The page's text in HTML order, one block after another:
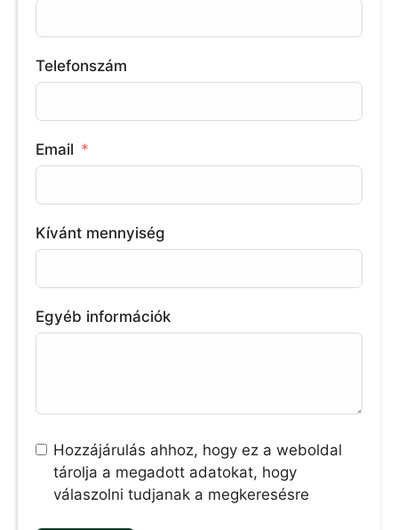
Telefonszám
Email
Kívánt mennyiség
Egyéb információk
Hozzájárulás ahhoz, hogy ez a weboldal
tárolja a megadott adatokat, hogy
válaszolni tudjanak a megkeresésre